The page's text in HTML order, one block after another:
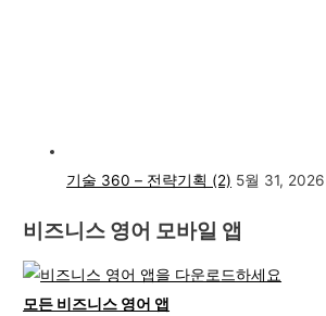
기술 360 – 전략기획 (2) 5월 31, 2026
비즈니스 영어 모바일 앱
모든 비즈니스 영어 앱